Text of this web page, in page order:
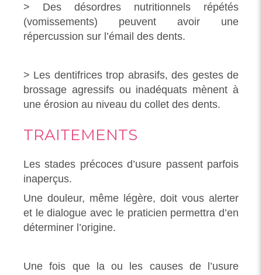
> Des désordres nutritionnels répétés
(vomissements) peuvent avoir une
répercussion sur l’émail des dents.
> Les dentifrices trop abrasifs, des gestes de
brossage agressifs ou inadéquats mènent à
une érosion au niveau du collet des dents.
TRAITEMENTS
Les stades précoces d’usure passent parfois
inaperçus.
Une douleur, même légère, doit vous alerter
et le dialogue avec le praticien permettra d’en
déterminer l’origine.
Une fois que la ou les causes de l’usure